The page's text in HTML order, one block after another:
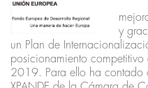
y
un Plan de
posicionamiento competitivo
2019. Para ello ha contado